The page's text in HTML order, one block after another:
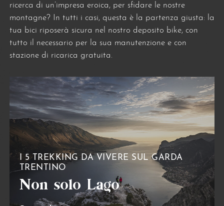
ricerca di un’impresa eroica, per sfidare le nostre
montagne? In tutti i casi, questa è la partenza giusta: la
tua bici riposerà sicura nel nostro deposito bike, con
tutto il necessario per la sua manutenzione e con
stazione di ricarica gratuita.
I 5 TREKKING DA VIVERE SUL GARDA
TRENTINO
Non solo Lago